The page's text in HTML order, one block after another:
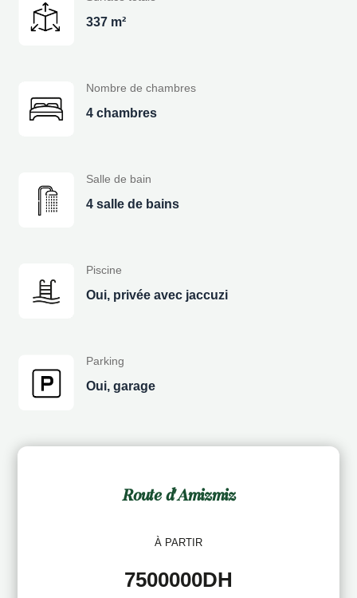
337 m²
Nombre de chambres
4 chambres
Salle de bain
4 salle de bains
Piscine
Oui, privée avec jaccuzi
Parking
Oui, garage
Route d'Amizmiz
À PARTIR
7500000DH